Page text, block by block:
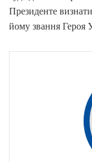
Президенте
йому звання Героя